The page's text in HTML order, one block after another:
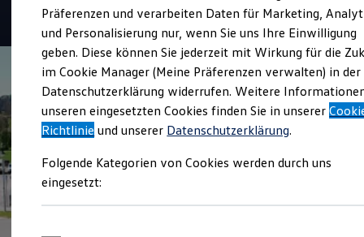
Bulli Historie
Branchenlösungen & Gewerbekunden
Umbaulösungen und Hersteller finden
Auf- und Umbauten entdecken & konfigurieren
Groß- und Sonderkunden
Großkunden
Kommunen & Behörden
Journalisten
Sportvereine
Branchenlösungen
Gewerbliche Personenbeförderung
Service & mobile Werkstätten
Kühlfahrzeuge
4.9| 34 Bewertungen
Präferenzen und verarbeiten Daten für Marketing,
und Personalisierung nur, wenn Sie uns Ihre Einwilligung
geben. Diese können Sie jederzeit mit Wirkung für die
im Cookie Manager (Meine Präferenzen verwalten) in der
Datenschutzerklärung widerrufen. Weitere
unseren eingesetzten Cookies finden Sie in unserer
Richtlinie und unserer Datenschutzerklärung.
Folgende Kategorien von Cookies werden durch uns
eingesetzt: